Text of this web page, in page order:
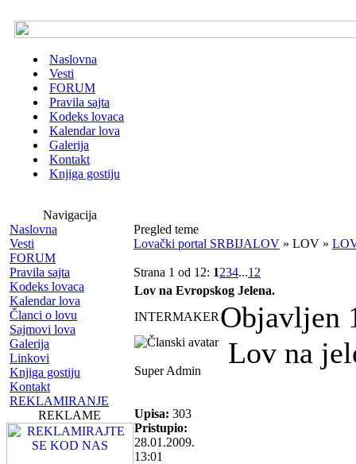
Naslovna
Vesti
FORUM
Pravila sajta
Kodeks lovaca
Kalendar lova
Galerija
Kontakt
Knjiga gostiju
Navigacija
Naslovna
Vesti
FORUM
Pravila sajta
Kodeks lovaca
Kalendar lova
Članci o lovu
Sajmovi lova
Galerija
Linkovi
Knjiga gostiju
Kontakt
REKLAMIRANJE
REKLAME
Pregled teme
Lovački portal SRBIJALOV » LOV »
Strana 1 od 12: 1234...12
Lov na Evropskog Jelena.
INTERMAKER Objavljen
Super Admin
Upisa: 303
Pristupio:
28.01.2009.
13:01
Lov na